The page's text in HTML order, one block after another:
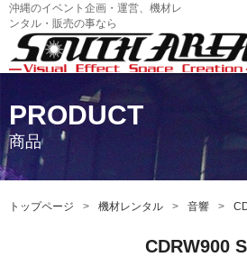
沖縄のイベント企画・運営、機材レ
ンタル・販売の事なら
PRODUCT
商品
トップページ 機材レンタル 音響
CDRW900